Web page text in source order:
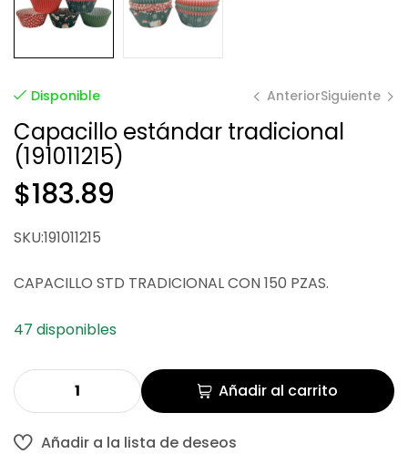
Disponible AnteriorSiguiente
Capacillo estándar tradicional
(191011215)
$183.89
SKU:191011215
CAPACILLO STD TRADICIONAL CON 150 PZAS.
47 disponibles
Añadir al carrito
Añadir a la lista de deseos